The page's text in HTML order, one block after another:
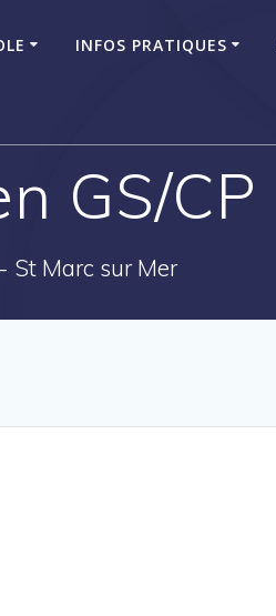
INFOS PRATIQUES
GS/CP
St Marc sur Mer